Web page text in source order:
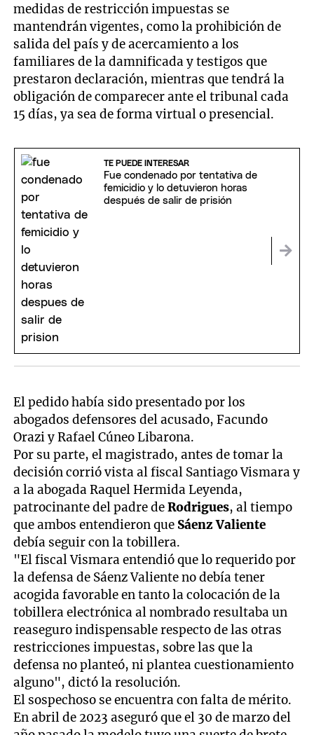
medidas de restricción impuestas se
mantendrán vigentes, como la prohibición de
salida del país y de acercamiento a los
familiares de la damnificada y testigos que
prestaron declaración, mientras que tendrá la
obligación de comparecer ante el tribunal cada
15 días, ya sea de forma virtual o presencial.
TE PUEDE INTERESAR
Fue condenado por tentativa de
femicidio y lo detuvieron horas
después de salir de prisión
El pedido había sido presentado por los
abogados defensores del acusado, Facundo
Orazi y Rafael Cúneo Libarona.
Por su parte, el magistrado, antes de tomar la
decisión corrió vista al fiscal Santiago Vismara y
a la abogada Raquel Hermida Leyenda,
patrocinante del padre deRodrigues, al tiempo
que ambos entendieron que Sáenz Valiente
debía seguir con la tobillera.
"El fiscal Vismara entendió que lo requerido por
la defensa de Sáenz Valiente no debía tener
acogida favorable en tanto la colocación de la
tobillera electrónica al nombrado resultaba un
reaseguro indispensable respecto de las otras
restricciones impuestas, sobre las que la
defensa no planteó, ni plantea cuestionamiento
alguno", dictó la resolución.
El sospechoso se encuentra con falta de mérito.
En abril de 2023 aseguró que el 30 de marzo del